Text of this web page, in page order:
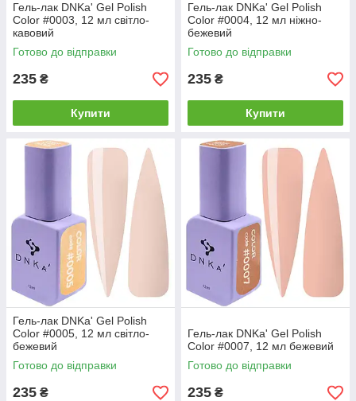
Гель-лак DNKa' Gel Polish
Color #0003, 12 мл світло-
кавовий
Готово до відправки
235 ₴
Купити
Гель-лак DNKa' Gel Polish
Color #0004, 12 мл ніжно-
бежевий
Готово до відправки
235 ₴
Купити
Гель-лак DNKa' Gel Polish
Color #0005, 12 мл світло-
бежевий
Готово до відправки
235 ₴
Гель-лак DNKa' Gel Polish
Color #0007, 12 мл бежевий
Готово до відправки
235 ₴